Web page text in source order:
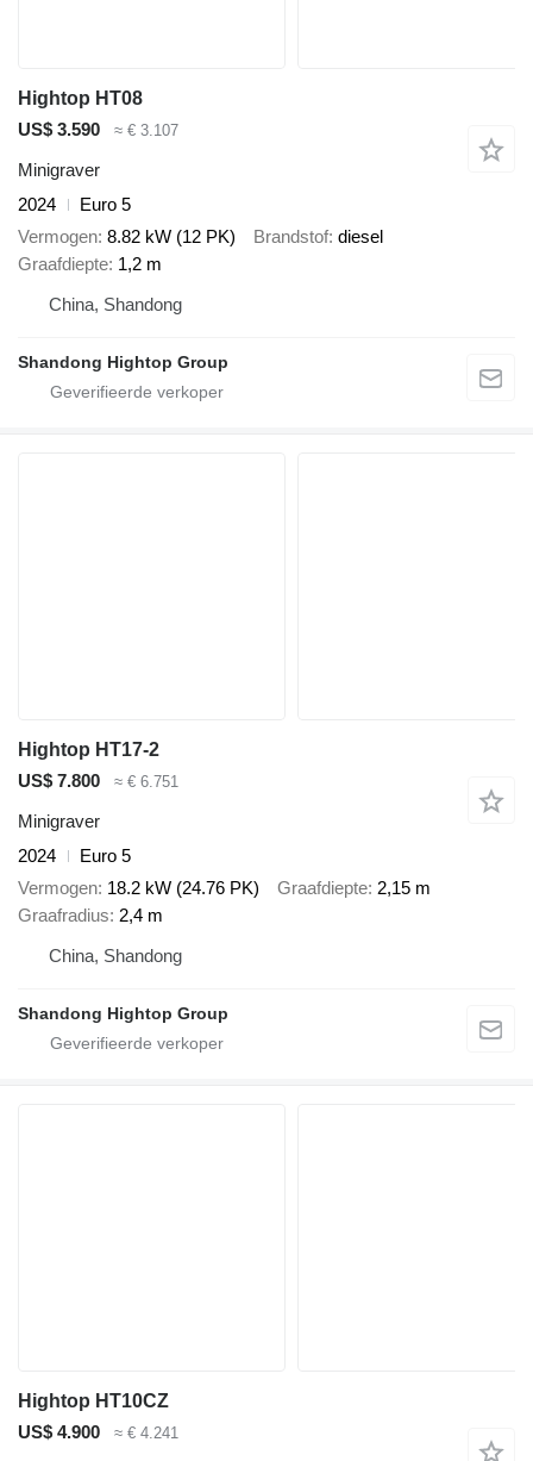
Hightop HT08
US$ 3.590
≈ € 3.107
Minigraver
2024
Euro 5
Vermogen 8.82 kW (12 PK) Brandstof diesel
Graafdiepte 1,2 m
China, Shandong
Shandong Hightop Group
Hightop HT17-2
US$ 7.800
≈ € 6.751
Minigraver
2024
Euro 5
Vermogen 18.2 kW (24.76 PK) Graafdiepte 2,15 m
Graafradius 2,4 m
China, Shandong
Shandong Hightop Group
Hightop HT10CZ
US$ 4.900
≈ € 4.241